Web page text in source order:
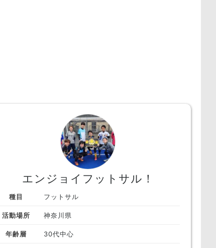
エンジョイフットサル！
種目 フットサル
活動場所 神奈川県
年齢層 30代中心